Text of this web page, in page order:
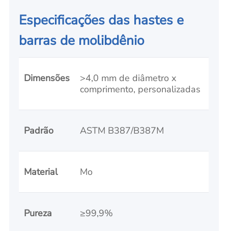
Especificações das hastes e
barras de molibdênio
Dimensões
>4,0 mm de diâmetro x
comprimento, personalizadas
Padrão ASTM B387/B387M
Material Mo
Pureza ≥99,9%